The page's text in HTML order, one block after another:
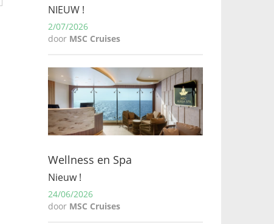
NIEUW !
2/07/2026
door MSC Cruises
Wellness en Spa
Nieuw !
24/06/2026
door MSC Cruises